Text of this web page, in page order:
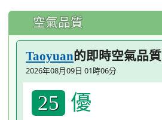
空氣品質
Taoyuan的即時空氣品質
2026年08月09日 01時06分
25 優